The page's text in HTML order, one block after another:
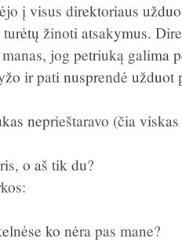
į visus direktoriaus
žinoti atsakymus.
jog petriuką galima
ir pati nusprendė užduot
neprieštaravo (čia
o aš tik du?
ko nėra pas mane?